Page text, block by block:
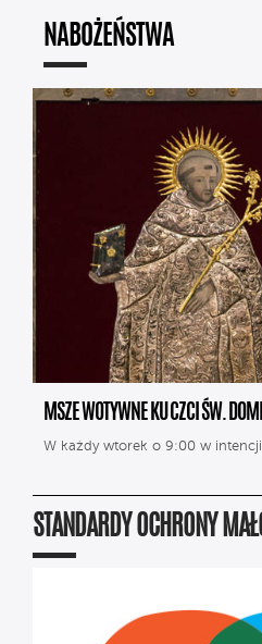
NABOŻEŃSTWA
MSZE WOTYWNE KU CZCI ŚW.
W każdy wtorek o 9:00 w
STANDARDY OCHRONY